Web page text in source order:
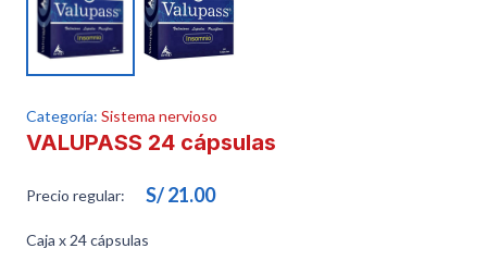
Categoría: Sistema nervioso
VALUPASS 24 cápsulas
Precio regular: S/21.00
Caja x 24 cápsulas